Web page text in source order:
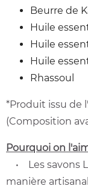
Beurre de
Huile
Huile
Huile
Rhassoul
*Produit issu de
(Composition
Pourquoi on
• Les savons
manière